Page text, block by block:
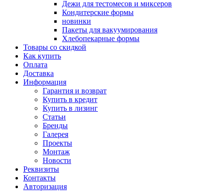
Дежи для тестомесов и миксеров
Кондитерские формы
новинки
Пакеты для вакуумирования
Хлебопекарные формы
Товары со скидкой
Как купить
Оплата
Доставка
Информация
Гарантия и возврат
Купить в кредит
Купить в лизинг
Статьи
Бренды
Галерея
Проекты
Монтаж
Новости
Реквизиты
Контакты
Авторизация